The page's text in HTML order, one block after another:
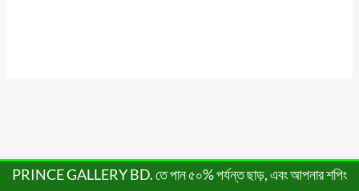
PRINCE GALLERY BD. তে পান ৫০% পর্যন্ত ছাড়, এবং আপনার শপিং